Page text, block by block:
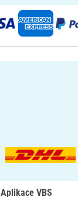
Aplikace VBS